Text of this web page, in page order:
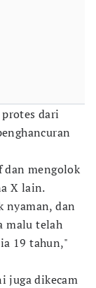
dari
mengolok
X lain.
nyaman, dan
malu telah
19 tahun,"
juga dikecam